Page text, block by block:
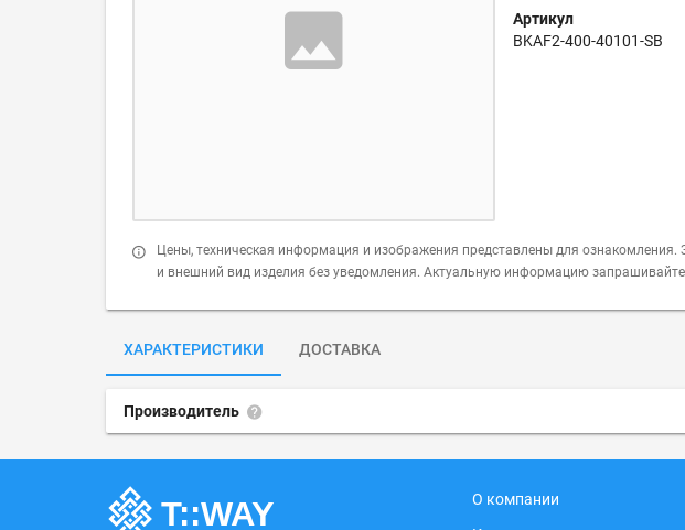
Артикул
BKAF2-400-40101-SB
Цены, техническая информация и изображения представлены для ознакомления.
и внешний вид изделия без уведомления. Актуальную информацию
ХАРАКТЕРИСТИКИ ДОСТАВКА
Производитель
О компании